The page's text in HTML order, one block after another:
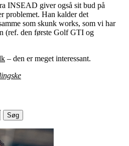
INSEAD giver også sit bud på
problemet. Han kalder det
som skunk works, som vi har
(ref. den første Golf GTI og
– den er meget interessant.